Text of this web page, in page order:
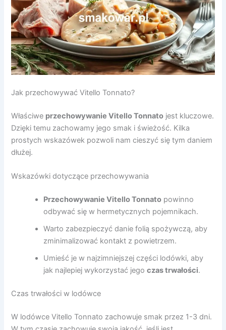
Jak przechowywać Vitello Tonnato?
Właściwe przechowywanie Vitello Tonnato jest kluczowe.
Dzięki temu zachowamy jego smak i świeżość. Kilka
prostych wskazówek pozwoli nam cieszyć się tym daniem
dłużej.
Wskazówki dotyczące przechowywania
Przechowywanie Vitello Tonnato powinno
odbywać się w hermetycznych pojemnikach.
Warto zabezpieczyć danie folią spożywczą, aby
zminimalizować kontakt z powietrzem.
Umieść je w najzimniejszej części lodówki, aby
jak najlepiej wykorzystać jegoczas trwałości.
Czas trwałości w lodówce
W lodówce Vitello Tonnato zachowuje smak przez 1-3 dni.